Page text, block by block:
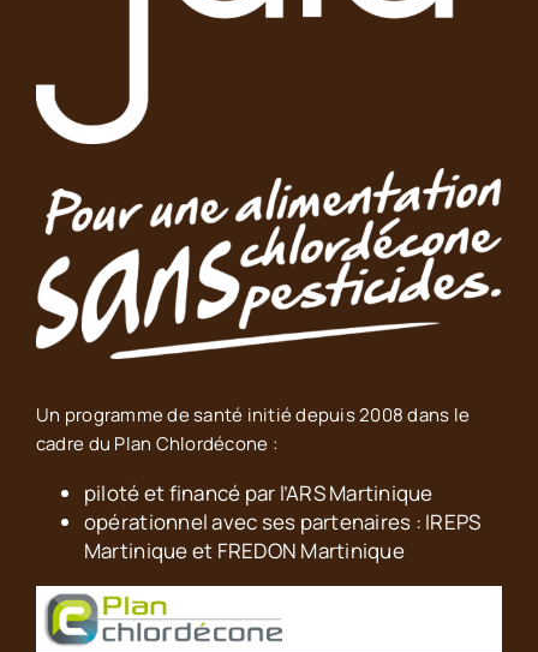
Un programme de santé initié depuis 2008 dans le
cadre du Plan Chlordécone :
piloté et financé par l’ARS Martinique
opérationnel avec ses partenaires : IREPS
Martinique et FREDON Martinique